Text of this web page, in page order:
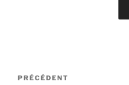
Navigation
Article
PRÉCÉDENT